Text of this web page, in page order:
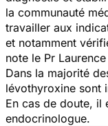
la communauté
travailler aux
et notamment
note le Pr
Dans la majorité
lévothyroxine sont
En cas de doute, il
endocrinologue.